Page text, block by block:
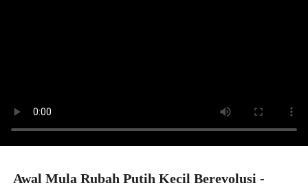
Awal Mula Rubah Putih Kecil Berevolusi -